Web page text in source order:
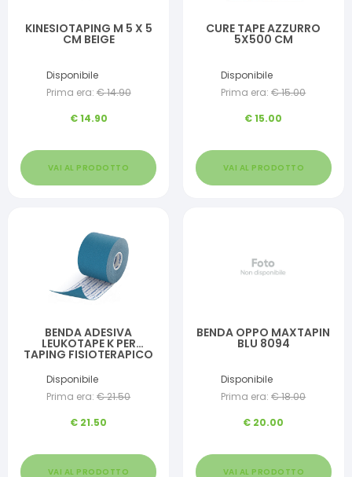
KINESIOTAPING M 5 X 5
CM BEIGE
Disponibile
Prima era: €14.90
€14.90
VAI AL PRODOTTO
CURE TAPE AZZURRO
5X500 CM
Disponibile
Prima era: €15.00
€15.00
VAI AL PRODOTTO
BENDA ADESIVA
LEUKOTAPE K PER
TAPING FISIOTERAPICO
LUNGHEZZA 5 M COLORE
BLU IN ROTOLO
Disponibile
Prima era: €21.50
€ 21.50
VAI AL PRODOTTO
BENDA OPPO MAXTAPIN
BLU 8094
Disponibile
Prima era: €18.00
€ 20.00
VAI AL PRODOTTO